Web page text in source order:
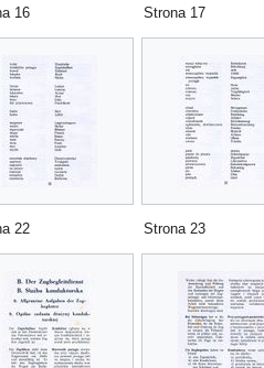
16 Strona 17
22 Strona 23